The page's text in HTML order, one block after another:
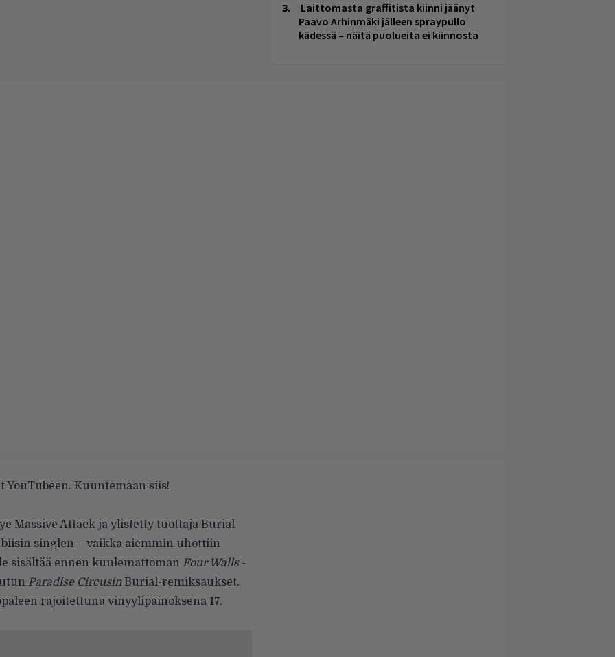
Laittomasta graffitista kiinni jäänyt
Paavo Arhinmäki jälleen spraypullo
kädessä – näitä puolueita ei kiinnosta
Kuuntemaan siis!
Massive Attack ja ylistetty tuottaja Burial
singlen – vaikka aiemmin uhottiin
sisältää ennen kuulemattoman Four Walls-
Paradise CircusinBurial-remiksaukset.
rajoitettuna vinyylipainoksena 17.